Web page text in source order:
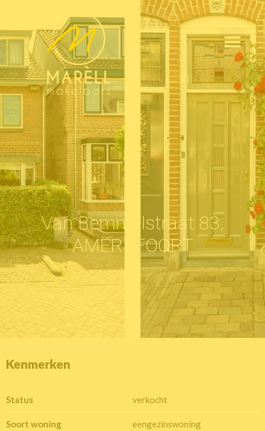
Van Bemmelstraat 83,
AMERSFOORT
Kenmerken
Status verkocht
Soort woning eengezinswoning